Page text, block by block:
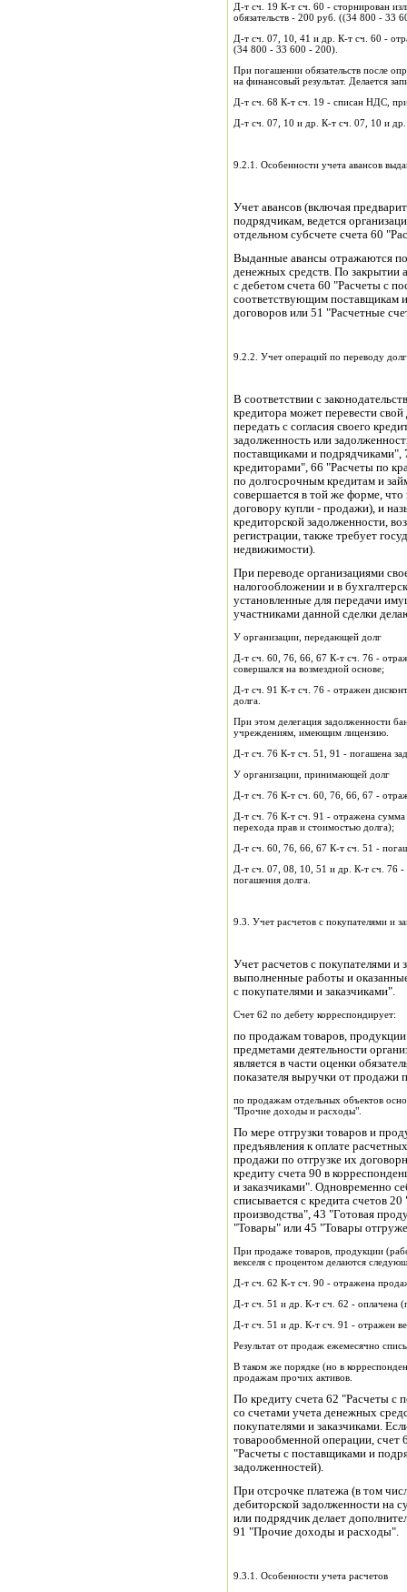
Д-т сч. 19 К-т сч. 60 - сторнирован
обязательств - 200 руб. ((34 800 - 33
Д-т сч. 07, 10, 41 и др. К-т сч. 60 -
(34 800 - 33 600 - 200).
При погашении обязательств после
на финансовый результат. Делается
Д-т сч. 68 К-т сч. 19 - списан НДС,
Д-т сч. 07, 10 и др. К-т сч. 07, 10 и
9.2.1. Особенности учета авансов
Учет авансов (включая
подрядчикам, ведется
отдельном субсчете счета 60
Выданные авансы отражаются по
денежных средств. По закрытии
с дебетом счета 60 "Расчеты с
соответствующим поставщикам
договоров или 51 "Расчетные
9.2.2. Учет операций по переводу
В соответствии с
кредитора может перевести свой
передать с согласия своего
задолженность или
поставщиками и подрядчиками",
кредиторами", 66 "Расчеты по
по долгосрочным кредитам и
совершается в той же форме, что
договору купли - продажи), и
кредиторской задолженности,
регистрации, также требует
недвижимости).
При переводе организациями
налогообложении и в
установленные для передачи
участниками данной сделки
У организации, передающей долг
Д-т сч. 60, 76, 66, 67 К-т сч. 76 -
совершался на возмездной основе;
Д-т сч. 91 К-т сч. 76 - отражен
долга.
При этом делегация задолженности
учреждениям, имеющим лицензию.
Д-т сч. 76 К-т сч. 51, 91 - погашена
У организации, принимающей долг
Д-т сч. 76 К-т сч. 60, 76, 66, 67 -
Д-т сч. 76 К-т сч. 91 - отражена
перехода прав и стоимостью долга);
Д-т сч. 60, 76, 66, 67 К-т сч. 51 -
Д-т сч. 07, 08, 10, 51 и др. К-т сч. 76 -
погашения долга.
9.3. Учет расчетов с покупателями и
Учет расчетов с покупателями
выполненные работы и
с покупателями и заказчиками".
Счет 62 по дебету корреспондирует:
по продажам товаров,
предметами деятельности
является в части оценки
показателя выручки от продажи
по продажам отдельных объектов
"Прочие доходы и расходы".
По мере отгрузки товаров и
предъявления к оплате
продажи по отгрузке их
кредиту счета 90 в
и заказчиками". Одновременно
списывается с кредита счетов
производства", 43 "Готовая
"Товары" или 45 "Товары
При продаже товаров, продукции
векселя с процентом делаются
Д-т сч. 62 К-т сч. 90 - отражена
Д-т сч. 51 и др. К-т сч. 62 - оплачена
Д-т сч. 51 и др. К-т сч. 91 - отражен
Результат от продаж ежемесячно
В таком же порядке (но в
продажам прочих активов.
По кредиту счета 62 "Расчеты с
со счетами учета денежных
покупателями и заказчиками.
товарообменной операции, счет
"Расчеты с поставщиками и
задолженностей).
При отсрочке платежа (в том
дебиторской задолженности на
или подрядчик делает
91 "Прочие доходы и расходы".
9.3.1. Особенности учета расчетов